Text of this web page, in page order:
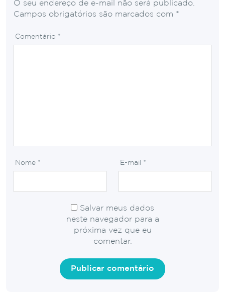
O seu endereço de e-mail não será publicado.
Campos obrigatórios são marcados com *
Comentário *
Nome * E-mail *
Salvar meus dados
neste navegador para a
próxima vez que eu
comentar.